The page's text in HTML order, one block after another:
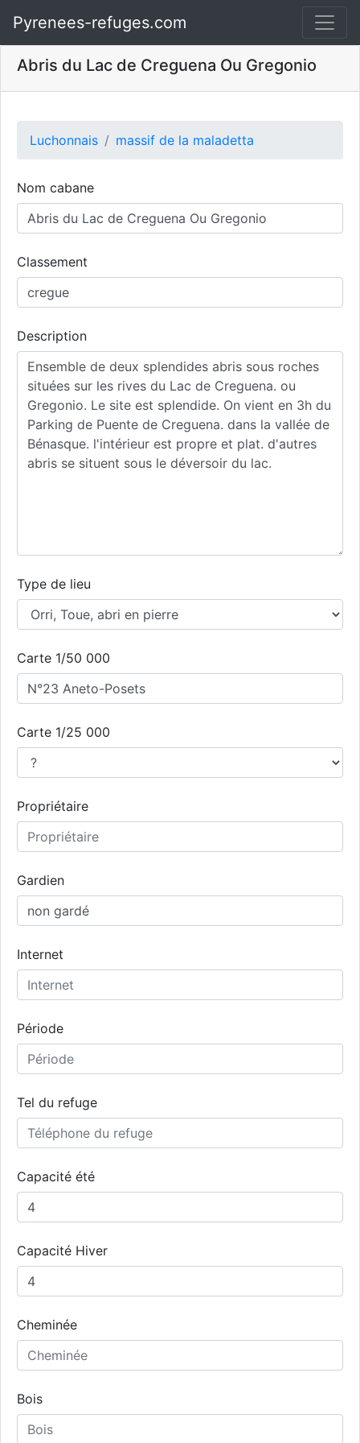
Pyrenees-refuges.com
Abris du Lac de Creguena Ou Gregonio
Luchonnais massif de la maladetta
Nom cabane
Classement
Description
Type de lieu
Carte 1/50 000
Carte 1/25 000
Propriétaire
Gardien
Internet
Période
Tel du refuge
Capacité été
Capacité Hiver
Cheminée
Bois